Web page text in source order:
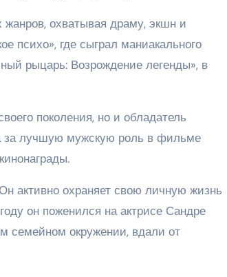
охватывая драму, экшн и
психо», где сыграл маниакального
рыцарь: Возрождение легенды», в
поколения, но и обладатель
за лучшую мужскую роль в фильме
активно охраняет свою личную жизнь
он поженился на актрисе Сандре
семейном окружении, вдали от